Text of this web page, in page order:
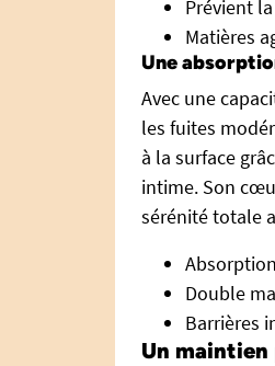
Prévient
Matières
Une
Avec une
les fuites
à la surface
intime. Son
sérénité totale
Double
Barrières
Un